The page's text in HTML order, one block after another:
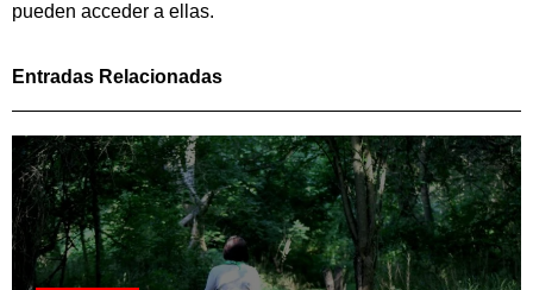
pueden acceder a ellas.
Entradas Relacionadas